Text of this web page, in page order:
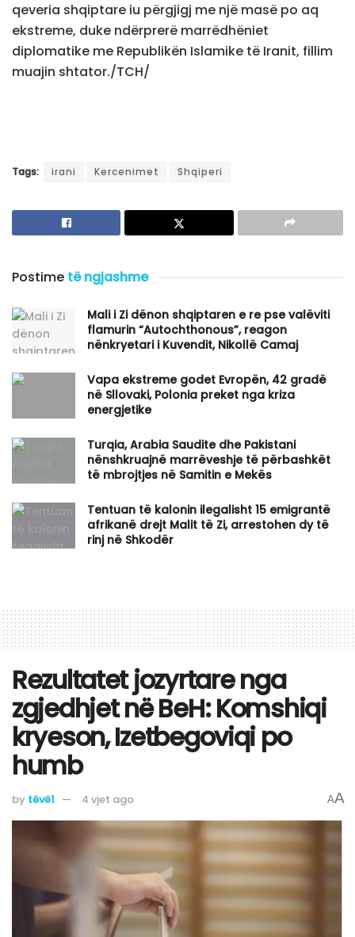
qeveria shqiptare iu përgjigj me një masë po aq
ekstreme, duke ndërprerë marrëdhëniet
diplomatike me Republikën Islamike të Iranit, fillim
muajin shtator./TCH/
Tags: irani Kercenimet Shqiperi
Postime të ngjashme
​Mali i Zi dënon shqiptaren e re pse valëviti
flamurin “Autochthonous”, reagon
nënkryetari i Kuvendit, Nikollë Camaj
Vapa ekstreme godet Evropën, 42 gradë
në Sllovaki, Polonia preket nga kriza
energjetike
Turqia, Arabia Saudite dhe Pakistani
nënshkruajnë marrëveshje të përbashkët
të mbrojtjes në Samitin e Mekës
Tentuan të kalonin ilegalisht 15 emigrantë
afrikanë drejt Malit të Zi, arrestohen dy të
rinj në Shkodër
Rezultatet jozyrtare nga
zgjedhjet në BeH: Komshiqi
kryeson, Izetbegoviqi po
humb
by tëvë1 4 vjet ago AA